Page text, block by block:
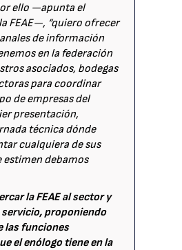
ello —apunta el
FEAE—, “quiero ofrecer
de información
en la federación
asociados, bodegas
para coordinar
de empresas del
presentación,
técnica dónde
cualquiera de sus
debamos
la FEAE al sector y
proponiendo
las funciones
el enólogo tiene en la